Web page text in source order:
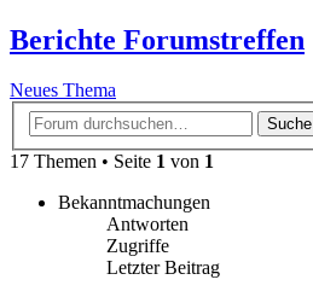
Berichte Forumstreffen
Neues Thema
Suche
17 Themen • Seite 1 von 1
Bekanntmachungen
Antworten
Zugriffe
Letzter Beitrag